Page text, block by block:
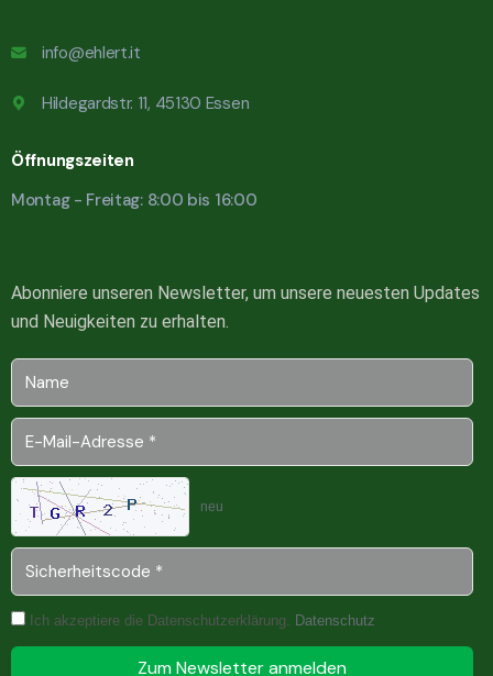
info@ehlert.it
Hildegardstr. 11, 45130 Essen
Öffnungszeiten
Montag - Freitag: 8:00 bis 16:00
Abonniere unseren Newsletter, um unsere neuesten Updates
und Neuigkeiten zu erhalten.
neu
Ich akzeptiere die Datenschutzerklärung. Datenschutz
Zum Newsletter anmelden